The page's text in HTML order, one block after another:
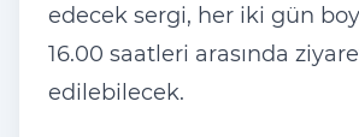
edecek sergi, her iki gün
16.00 saatleri arasında
edilebilecek.